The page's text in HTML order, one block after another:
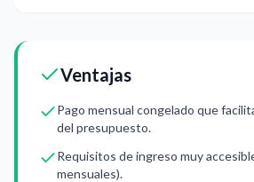
Ventajas
Pago mensual congelado que
del presupuesto.
Requisitos de ingreso muy
mensuales).